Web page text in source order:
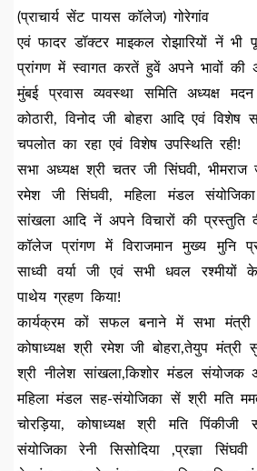
(प्राचार्य सेंट पायस कॉलेज) गोरेगांव
एवं फादर डॉक्टर माइकल रोझारियों नें
प्रांगण में स्वागत करतें हुवें अपने भावों की
मुंबई प्रवास व्यवस्था समिति अध्यक्ष
कोठारी, विनोद जी बोहरा आदि एवं विशेष
चपलोत का रहा एवं विशेष उपस्थिति रही!
सभा अध्यक्ष श्री चतर जी सिंघवी, भीमराज
रमेश जी सिंघवी, महिला मंडल
सांखला आदि नें अपने विचारों की प्रस्तुति
कॉलेज प्रांगण में विराजमान मुख्य मुनि
साध्वी वर्या जी एवं सभी धवल रश्मीयों
पाथेय ग्रहण किया!
कार्यक्रम कों सफल बनाने में सभा मंत्री
कोषाध्यक्ष श्री रमेश जी बोहरा,तेयुप मंत्री
श्री नीलेश सांखला,किशोर मंडल संयोजक
महिला मंडल सह-संयोजिका सें श्री मति
चोरड़िया, कोषाध्यक्ष श्री मति
संयोजिका रेनी सिसोदिया ,प्रज्ञा